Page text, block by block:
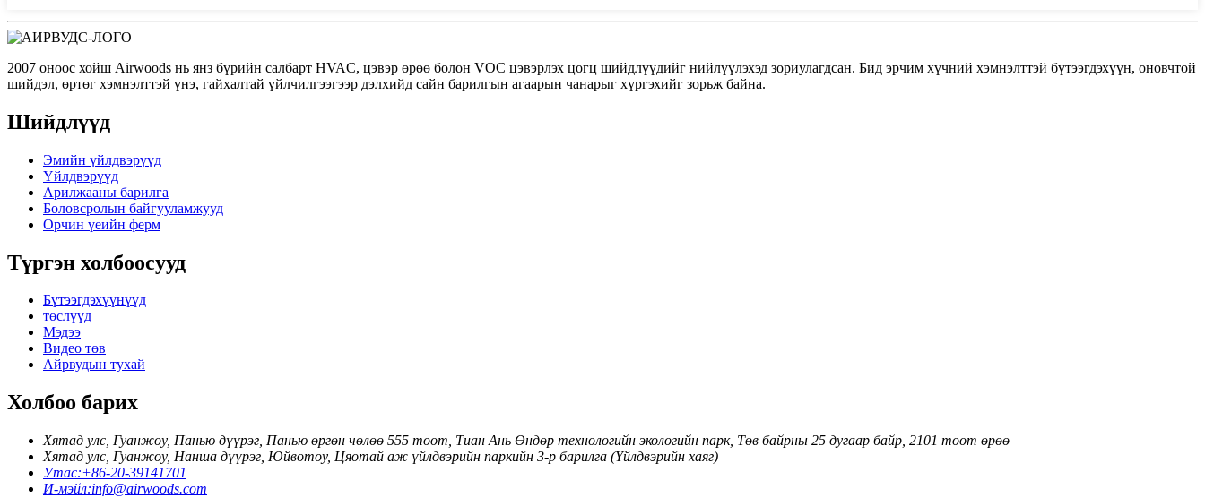
2007 оноос хойш Airwoods нь янз бүрийн салбарт HVAC, цэвэр өрөө болон VOC цэвэрлэх цогц шийдлүүдийг нийлүүлэхэд зориулагдсан. Бид эрчим хүчний хэмнэлттэй бүтээгдэхүүн, оновчтой
шийдэл, өртөг хэмнэлттэй үнэ, гайхалтай үйлчилгээгээр дэлхийд сайн барилгын агаарын чанарыг хүргэхийг зорьж байна.
Шийдлүүд
Эмийн үйлдвэрүүд
Үйлдвэрүүд
Арилжааны барилга
Боловсролын байгууламжууд
Орчин үеийн ферм
Түргэн холбоосууд
Бүтээгдэхүүнүүд
төслүүд
Мэдээ
Видео төв
Айрвудын тухай
Холбоо барих
Хятад улс, Гуанжоу, Панью дүүрэг, Панью өргөн чөлөө 555 тоот, Тиан Ань Өндөр технологийн экологийн парк, Төв байрны 25 дугаар байр, 2101 тоот өрөө
Хятад улс, Гуанжоу, Нанша дүүрэг, Юйвотоу, Цяотай аж үйлдвэрийн паркийн 3-р барилга (Үйлдвэрийн хаяг)
Утас:+86-20-39141701
И-мэйл:info@airwoods.com